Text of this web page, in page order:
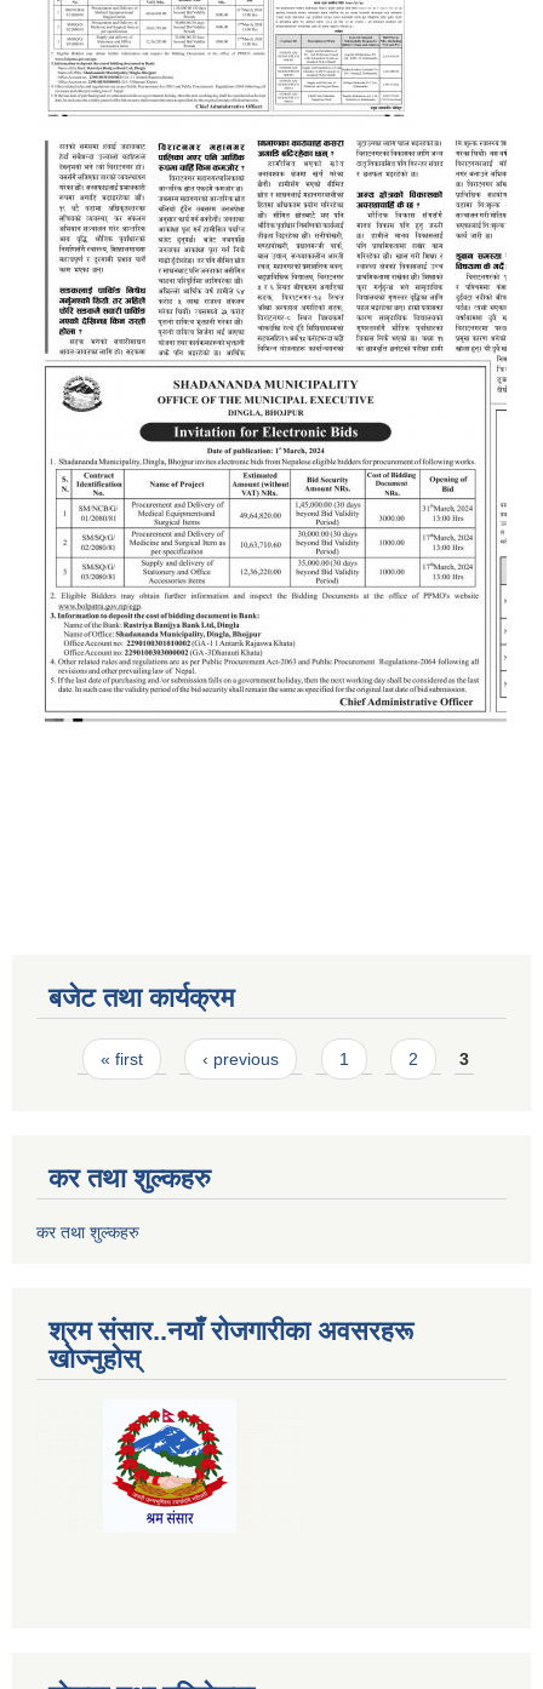
बजेट तथा कार्यक्रम
Pages
« first ‹ previous 1 2 3
कर तथा शुल्कहरु
कर तथा शुल्कहरु
श्रम संसार..नयाँ रोजगारीका अवसरहरू
खोज्नुहोस्